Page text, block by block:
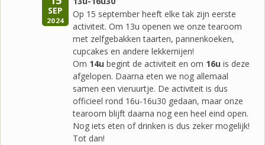
SEP
2024
Op 15 september heeft elke tak zijn eerste
activiteit. Om 13u openen we onze tearoom
met zelfgebakken taarten, pannenkoeken,
cupcakes en andere lekkernijen!
Om 14u begint de activiteit en om 16u is deze
afgelopen. Daarna eten we nog allemaal
samen een vieruurtje. De activiteit is dus
officieel rond 16u-16u30 gedaan, maar onze
tearoom blijft daarna nog een heel eind open.
Nog iets eten of drinken is dus zeker mogelijk!
Tot dan!